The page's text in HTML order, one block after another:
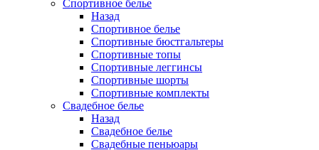
Спортивное белье
Назад
Спортивное белье
Спортивные бюстгальтеры
Спортивные топы
Спортивные леггинсы
Спортивные шорты
Спортивные комплекты
Свадебное белье
Назад
Свадебное белье
Свадебные пеньюары